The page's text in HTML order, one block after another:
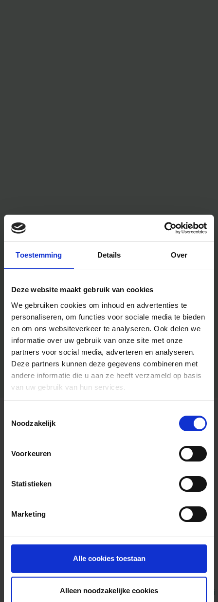
Toestemming Details Over
Deze website maakt gebruik van cookies
We gebruiken cookies om inhoud en advertenties te
personaliseren, om functies voor sociale media te bieden
en om ons websiteverkeer te analyseren. Ook delen we
informatie over uw gebruik van onze site met onze
partners voor social media, adverteren en analyseren.
Deze partners kunnen deze gegevens combineren met
andere informatie die u aan ze heeft verzameld op basis
van uw gebruik van hun services.
Noodzakelijk
Voorkeuren
Statistieken
Marketing
Alle cookies toestaan
Alleen noodzakelijke cookies
Algemene informatie
Foto’s ({{photos.length}})
Eigen foto’s